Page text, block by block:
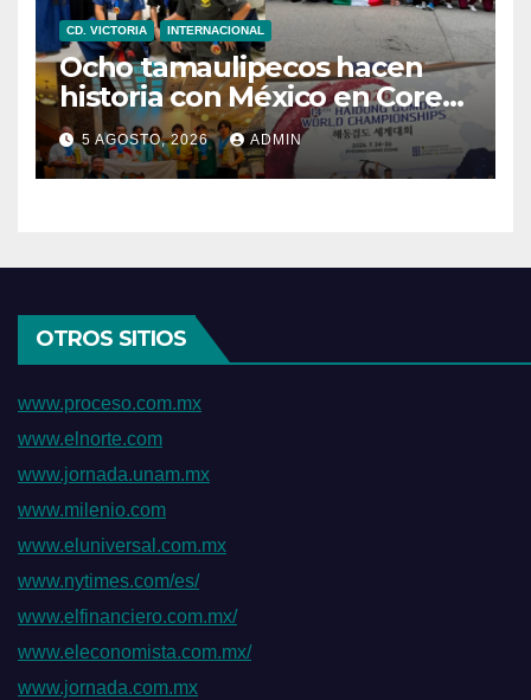
CD. VICTORIA INTERNACIONAL
Ocho tamaulipecos hacen
historia con México en Corea
del Sur; conquistan el primer
título mundial de Haidong
Gumdo
5 AGOSTO, 2026 ADMIN
OTROS SITIOS
www.proceso.com.mx
www.elnorte.com
www.jornada.unam.mx
www.milenio.com
www.eluniversal.com.mx
www.nytimes.com/es/
www.elfinanciero.com.mx/
www.eleconomista.com.mx/
www.jornada.com.mx